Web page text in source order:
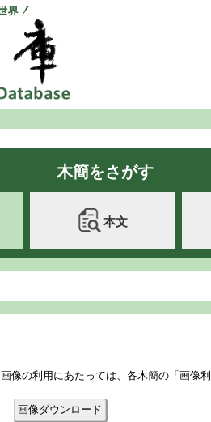
木簡をさがす
本文
画像の利用にあたっては、各木簡の「画像
画像ダウンロード